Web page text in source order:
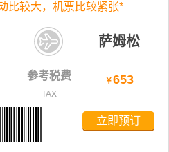
比较大， 机票比较紧张*
萨姆松
参考税费
TAX
￥653
立即预订